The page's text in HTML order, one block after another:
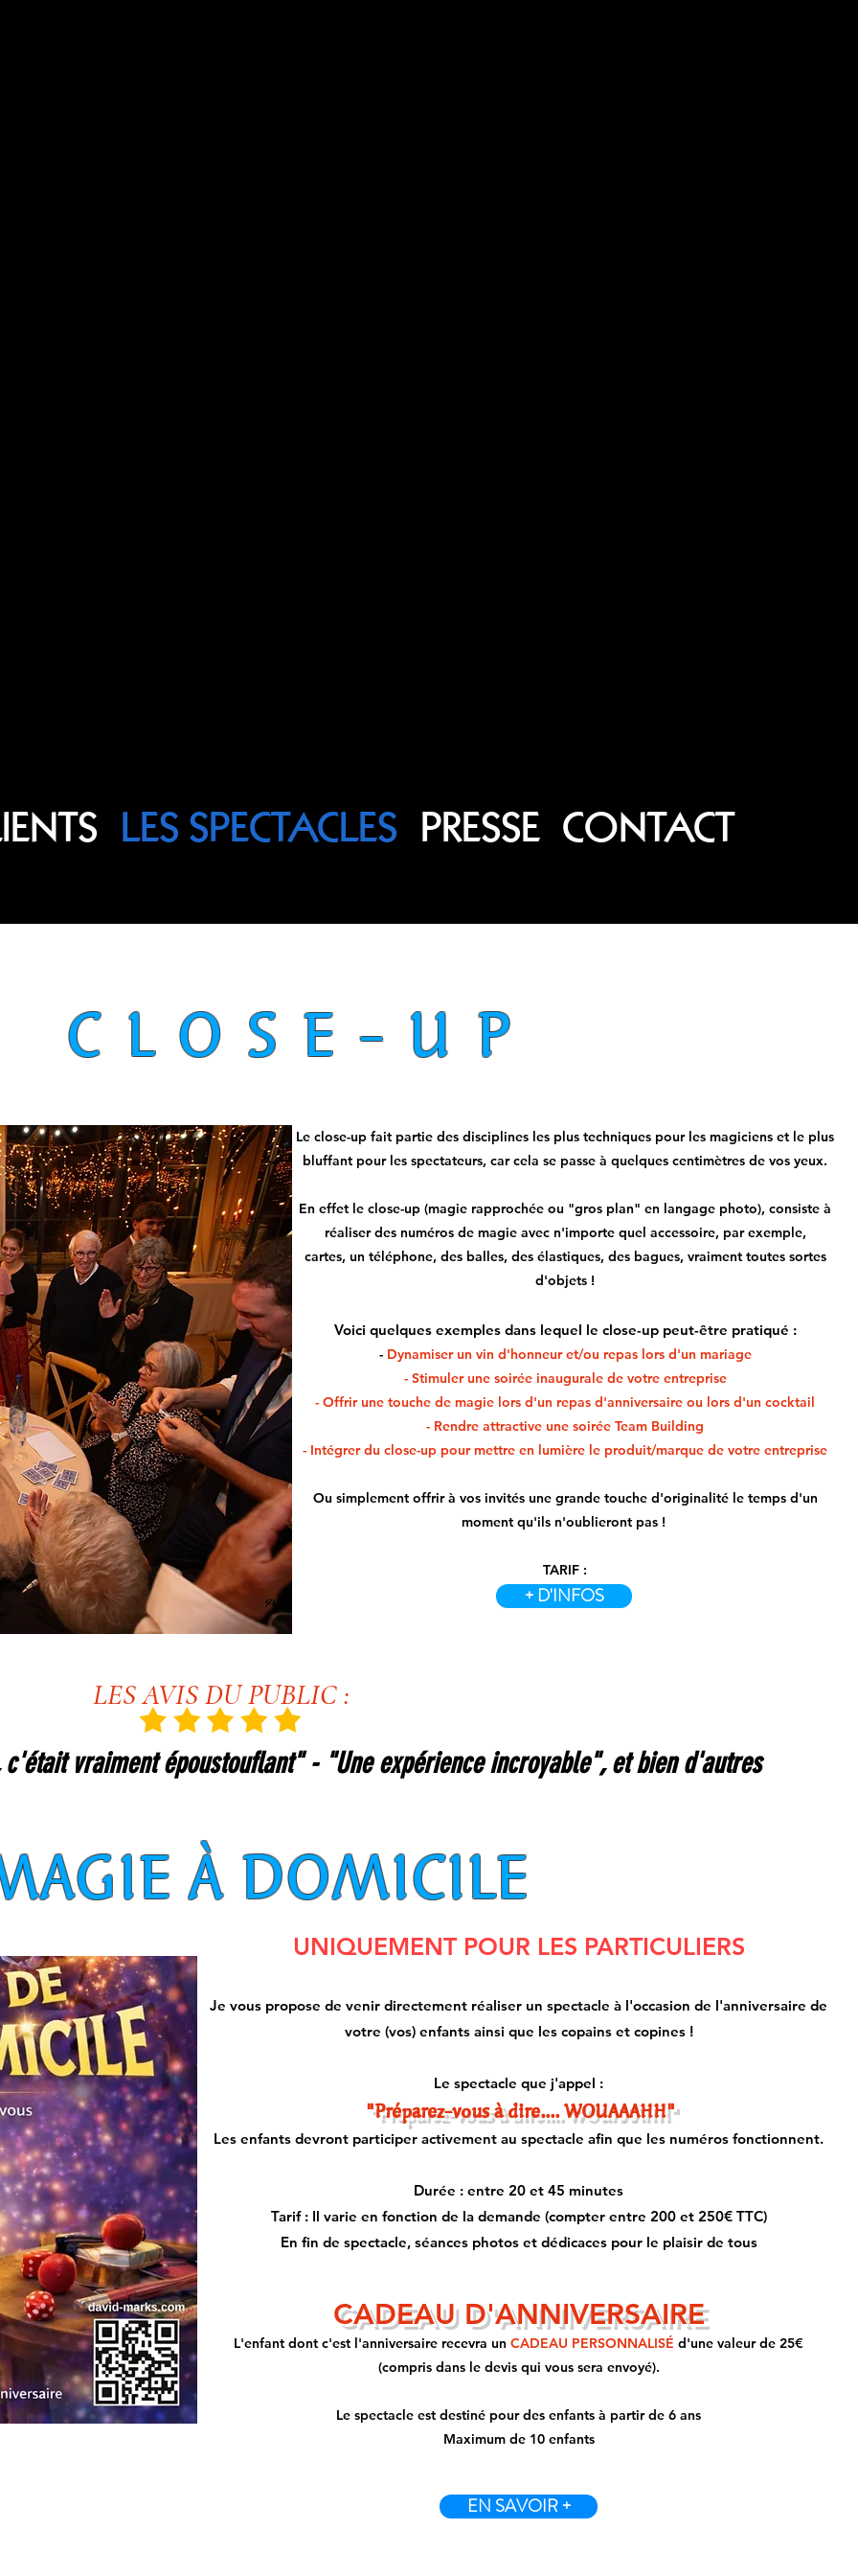
LES SPECTACLES PRESSE CONTACT
CLOSE-UP
Le close-up fait partie des disciplines les plus techniques pour les magiciens et le plus
bluffant pour les spectateurs, car cela se passe à quelques centimètres de vos yeux.
En effet le close-up (magie rapprochée ou "gros plan" en langage photo), consiste à
réaliser des numéros de magie avec n'importe quel accessoire, par exemple,
cartes, un téléphone, des balles, des élastiques, des bagues, vraiment toutes sortes
d'objets !
Voici quelques exemples dans lequel le close-up peut-être pratiqué :
- Dynamiser un vin d'honneur et/ou repas lors d'un mariage
- Stimuler une soirée inaugurale de votre entreprise
- Offrir une touche de magie lors d'un repas d'anniversaire ou lors d'un cocktail
- Rendre attractive une soirée Team Building
- Intégrer du close-up pour mettre en lumière le produit/marque de votre entreprise
Ou simplement offrir à vos invités une grande touche d'originalité le temps d'un
moment qu'ils n'oublieront pas !
TARIF :
+ D'INFOS
LES AVIS DU PUBLIC :
vraiment époustouflant" - "Une expérience incroyable", et bien d'autres
À DOMICILE
UNIQUEMENT POUR LES PARTICULIERS
Je vous propose de venir directement réaliser un spectacle à l'occasion de l'anniversaire de
votre (vos) enfants ainsi que les copains et copines !
Le spectacle que j'appel :
"Préparez-vous à dire.... WOUAAAHH"
Les enfants devront participer activement au spectacle afin que les numéros fonctionnent.
Durée : entre 20 et 45 minutes
Tarif : Il varie en fonction de la demande (compter entre 200 et 250€ TTC)
En fin de spectacle, séances photos et dédicaces pour le plaisir de tous
CADEAU D'ANNIVERSAIRE
L'enfant dont c'est l'anniversaire recevra un CADEAU PERSONNALISÉ d'une valeur de 25€
(compris dans le devis qui vous sera envoyé).
Le spectacle est destiné pour des enfants à partir de 6 ans
Maximum de 10 enfants
EN SAVOIR +